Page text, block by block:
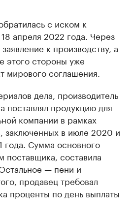
с иском к
апреля 2022 года. Через
к производству, а
этого стороны уже
мирового соглашения.
дела, производитель
поставлял продукцию для
компании в рамках
заключенных в июле 2020 и
года. Сумма основного
поставщика, составила
— пени и
продавец требовал
проценты по день выплаты